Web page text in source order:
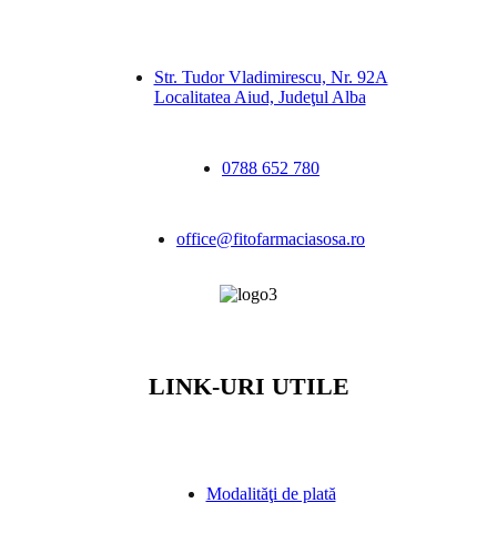
Str. Tudor Vladimirescu, Nr. 92A
Localitatea Aiud, Judeţul Alba
0788 652 780
office@fitofarmaciasosa.ro
LINK-URI UTILE
Modalităţi de plată